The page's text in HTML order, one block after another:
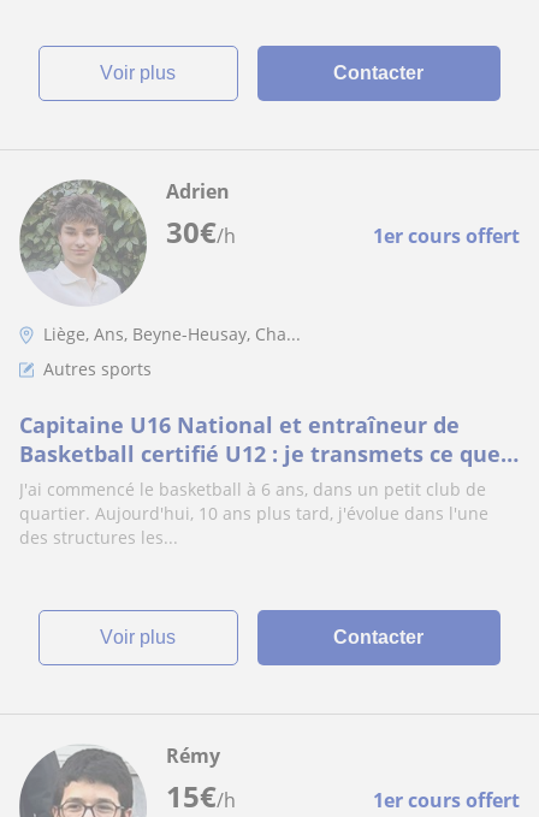
voir plus Contacter
30€/h 1er cours offert
Adrien
Liège, Ans, Beyne-Heusay, Cha...
Autres sports
Capitaine U16 National et entraîneur de
Basketball certifié U12 : je transmets ce que
je vis sur le terrain
J'ai commencé le basketball à 6 ans, dans un petit club de
quartier. Aujourd'hui, 10 ans plus tard, j'évolue dans l'une
des structures les...
voir plus Contacter
15€/h 1er cours offert
Rémy